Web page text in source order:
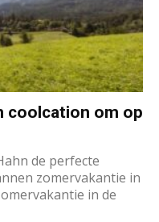
coolcation om op
de perfecte
zomervakantie in
in de